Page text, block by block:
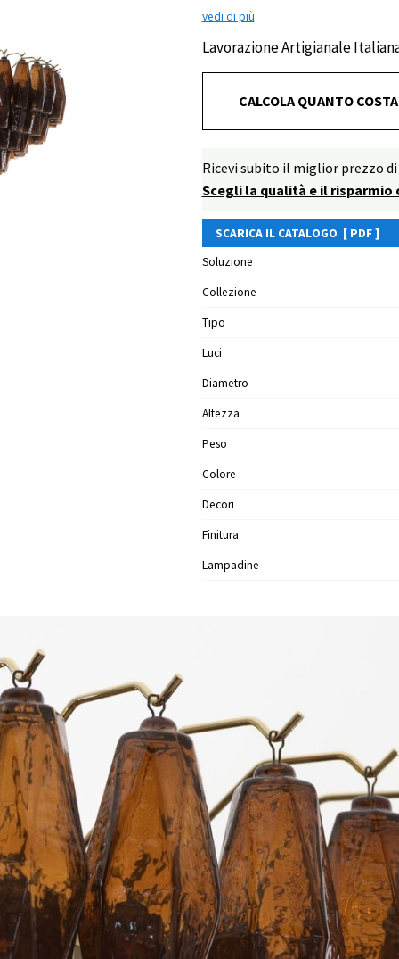
vedi di più
Lavorazione Artigianale
CALCOLA QUANTO COSTA
Ricevi subito il miglior prezzo di
Scegli la qualità e il
SCARICA IL CATALOGO [ PDF ]
Soluzione
Collezione
Tipo
Luci
Diametro
Altezza
Peso
Colore
Decori
Finitura
Lampadine